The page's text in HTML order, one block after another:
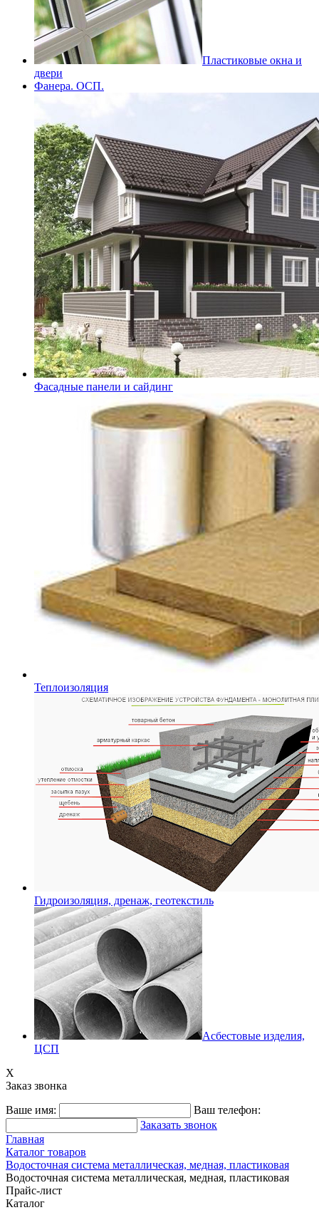
Пластиковые окна и
двери
Фанера. ОСП.
Фасадные панели и сайдинг
Теплоизоляция
Гидроизоляция, дренаж, геотекстиль
Асбестовые изделия,
ЦСП
X
Заказ звонка
Ваше имя:
Ваш телефон:
Заказать звонок
Главная
Каталог товаров
Водосточная система металлическая, медная, пластиковая
Водосточная система металлическая, медная, пластиковая
Прайс-лист
Каталог